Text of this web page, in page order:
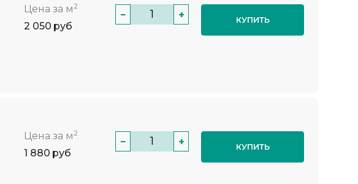
Цена за м2
2 050 руб
− + КУПИТЬ
Цена за м2
1 880 руб
− + КУПИТЬ